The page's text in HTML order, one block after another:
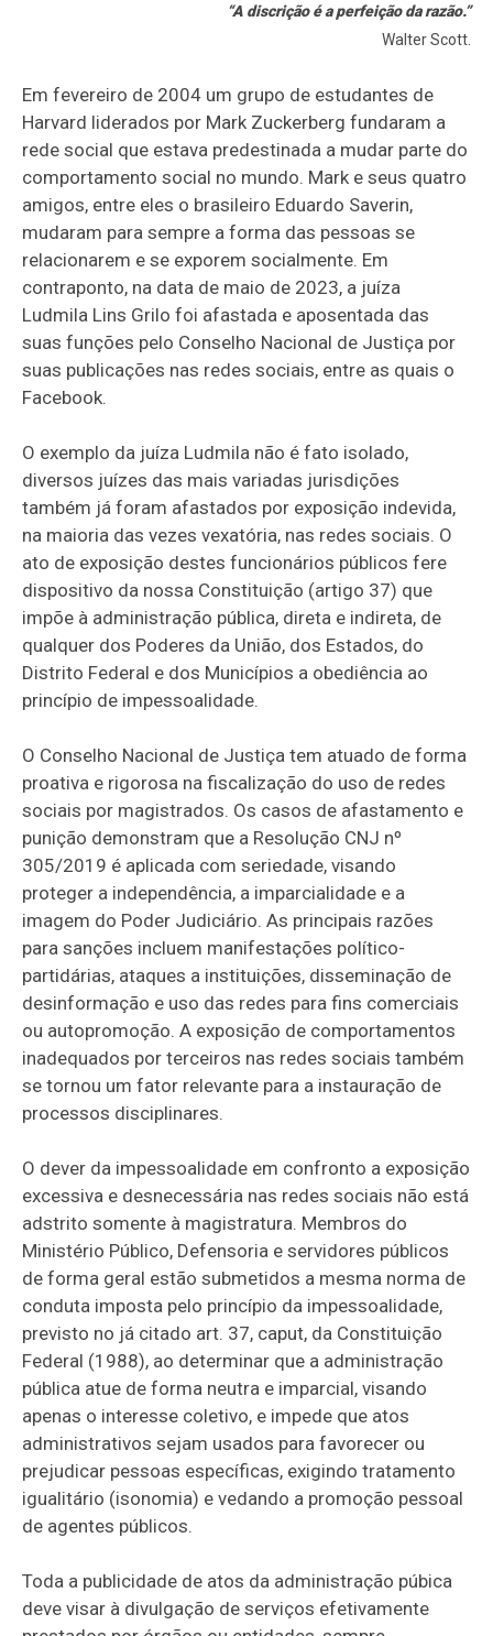
“A discrição é a perfeição da razão.”
Walter Scott.
Em fevereiro de 2004 um grupo de estudantes de
Harvard liderados por Mark Zuckerberg fundaram a
rede social que estava predestinada a mudar parte do
comportamento social no mundo. Mark e seus quatro
amigos, entre eles o brasileiro Eduardo Saverin,
mudaram para sempre a forma das pessoas se
relacionarem e se exporem socialmente. Em
contraponto, na data de maio de 2023, a juíza
Ludmila Lins Grilo foi afastada e aposentada das
suas funções pelo Conselho Nacional de Justiça por
suas publicações nas redes sociais, entre as quais o
Facebook.
O exemplo da juíza Ludmila não é fato isolado,
diversos juízes das mais variadas jurisdições
também já foram afastados por exposição indevida,
na maioria das vezes vexatória, nas redes sociais. O
ato de exposição destes funcionários públicos fere
dispositivo da nossa Constituição (artigo 37) que
impõe à administração pública, direta e indireta, de
qualquer dos Poderes da União, dos Estados, do
Distrito Federal e dos Municípios a obediência ao
princípio de impessoalidade.
O Conselho Nacional de Justiça tem atuado de forma
proativa e rigorosa na fiscalização do uso de redes
sociais por magistrados. Os casos de afastamento e
punição demonstram que a Resolução CNJ nº
305/2019 é aplicada com seriedade, visando
proteger a independência, a imparcialidade e a
imagem do Poder Judiciário. As principais razões
para sanções incluem manifestações político-
partidárias, ataques a instituições, disseminação de
desinformação e uso das redes para fins comerciais
ou autopromoção. A exposição de comportamentos
inadequados por terceiros nas redes sociais também
se tornou um fator relevante para a instauração de
processos disciplinares.
O dever da impessoalidade em confronto a exposição
excessiva e desnecessária nas redes sociais não está
adstrito somente à magistratura. Membros do
Ministério Público, Defensoria e servidores públicos
de forma geral estão submetidos a mesma norma de
conduta imposta pelo princípio da impessoalidade,
previsto no já citado art. 37, caput, da Constituição
Federal (1988), ao determinar que a administração
pública atue de forma neutra e imparcial, visando
apenas o interesse coletivo, e impede que atos
administrativos sejam usados para favorecer ou
prejudicar pessoas específicas, exigindo tratamento
igualitário (isonomia) e vedando a promoção pessoal
de agentes públicos.
Toda a publicidade de atos da administração púbica
deve visar à divulgação de serviços efetivamente